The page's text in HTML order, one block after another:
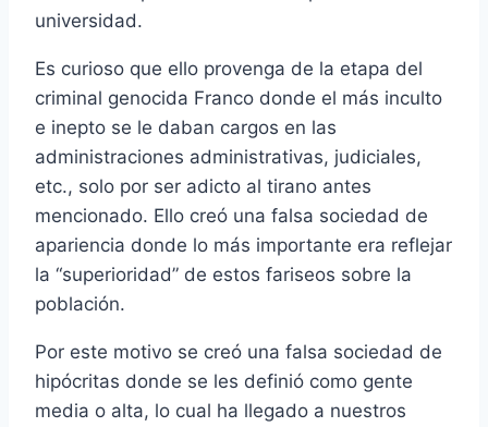
universidad.
Es curioso que ello provenga de la etapa del
criminal genocida Franco donde el más inculto
e inepto se le daban cargos en las
administraciones administrativas, judiciales,
etc., solo por ser adicto al tirano antes
mencionado. Ello creó una falsa sociedad de
apariencia donde lo más importante era reflejar
la “superioridad” de estos fariseos sobre la
población.
Por este motivo se creó una falsa sociedad de
hipócritas donde se les definió como gente
media o alta, lo cual ha llegado a nuestros